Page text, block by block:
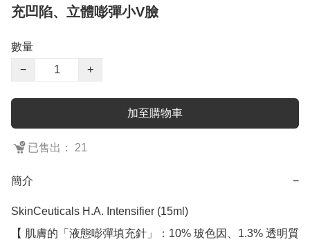
充凹陷、立體嘭彈小V臉
數量
−
+
加至購物車
已售出： 21
簡介 −
SkinCeuticals H.A. Intensifier (15ml)
【 肌膚的「液態嘭彈填充針」：10% 玻色因、1.3% 透明質